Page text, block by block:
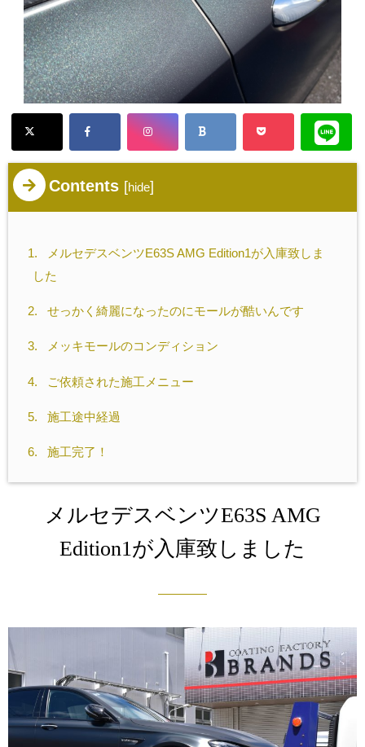
Contents [hide]
1.
メルセデスベンツE63S AMG Edition1が入庫致しま
した
2. せっかく綺麗になったのにモールが酷いんです
3. メッキモールのコンディション
4. ご依頼された施工メニュー
5. 施工途中経過
6. 施工完了！
メルセデスベンツE63S AMG
Edition1が入庫致しました